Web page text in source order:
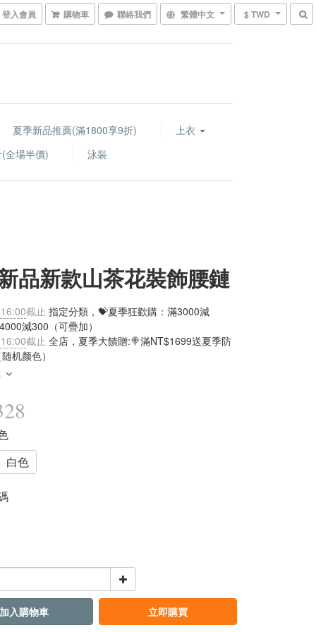
登入會員 購物車 聯絡我們 繁體中文 $ TWD
夏季新品推薦(滿1800享9折)
上衣
全場半價)
泳裝
品新款山茶花裝飾腰鏈
截止 指定分類，💝夏季狂歡購：滿3000減
減300（可疊加）
截止 全店，夏季大饋贈:🍭滿NT$1699送夏季防
机颜色）
白色
加入購物車 立即購買